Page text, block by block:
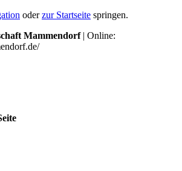
oderzur Startseite springen.
Mammendorf| Online: